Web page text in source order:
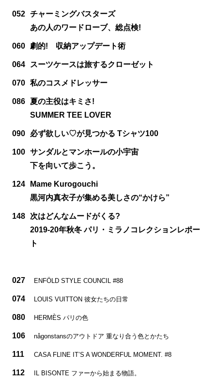
052 チャーミングバスターズ
あの人のワードローブ、総点検!
060 劇的! 収納アップデート術
064 スーツケースは旅するクローゼット
070 私のコスメドレッサー
086 夏の主役はキミさ!
SUMMER TEE LOVER
090 必ず欲しい♡が見つかる Tシャツ100
100 サンダルとマンホールの小宇宙
下を向いて歩こう。
124
Mame Kurogouchi
黒河内真衣子が集める美しさの“かけら”
148
次はどんなムードがくる?
2019-20年秋冬 パリ・ミラノコレクションレポー
ト
027 ENFÖLD STYLE COUNCIL #88
074 LOUIS VUITTON 彼女たちの日常
080 HERMÈS パリの色
106 någonstansのアウトドア 重なり合う色とかたち
111 CASA FLINE IT’S A WONDERFUL MOMENT. #8
112 IL BISONTE ファーから始まる物語。